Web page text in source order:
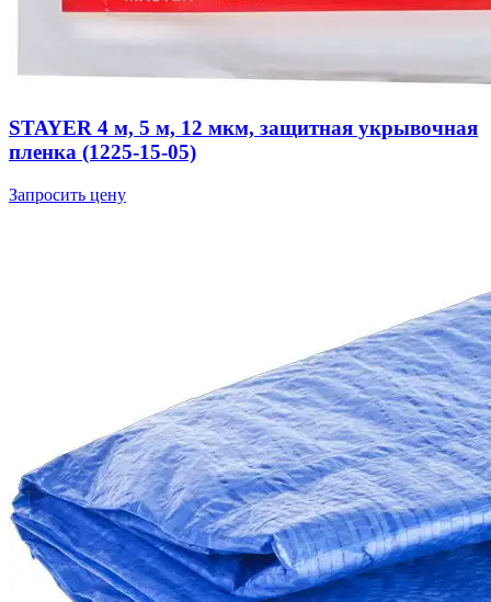
STAYER 4 м, 5 м, 12 мкм, защитная укрывочная
пленка (1225-15-05)
Запросить цену